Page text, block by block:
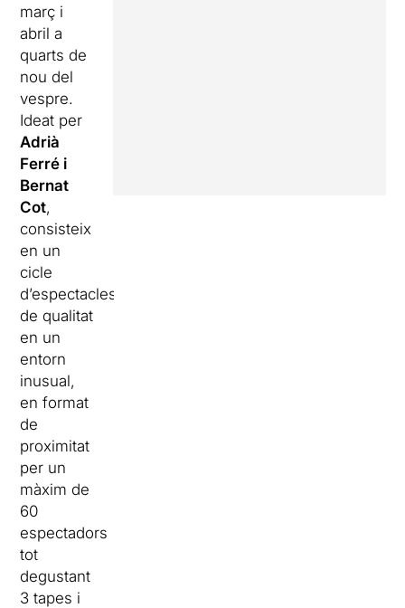
març i
abril a
quarts de
nou del
vespre.
Ideat per
Adrià
Ferré i
Bernat
Cot,
consisteix
en un
cicle
d’espectacles
de qualitat
en un
entorn
inusual,
en format
de
proximitat
per un
màxim de
60
espectadors
tot
degustant
3 tapes i